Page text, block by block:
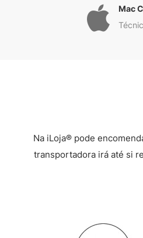
Mac
Na iLoja® pode
transportadora irá até si